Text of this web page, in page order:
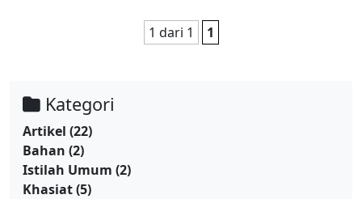
1 dari 1 1
Kategori
Artikel (22)
Bahan (2)
Istilah Umum (2)
Khasiat(5)